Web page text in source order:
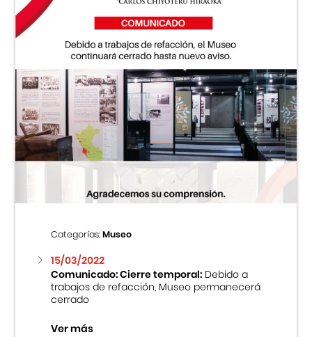
Categorías:Museo
15/03/2022
Comunicado: Cierre temporal:Debido a
trabajos de refacción, Museo permanecerá
cerrado
Ver más